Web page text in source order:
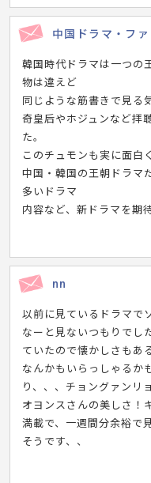
中国ドラマ・フ
韓国時代ドラマは一つの
物は違えど
同じような筋書きで見る
奇皇后やホジュンなど拝
た。
このチュモンも実に面白
中国・韓国の王朝ドラマ
多いドラマ
内容など、新ドラマを期
nn
以前に見ているドラマで
なーと見ないつもりでし
ていたので懐かしさもあ
なんかもいらっしゃるか
り、、、チョングァンリ
オヨンスさんの美しさ！
満載で、一週間分余裕で
そうです、、